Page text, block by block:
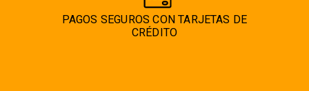
PAGOS SEGUROS CON TARJETAS DE
CRÉDITO